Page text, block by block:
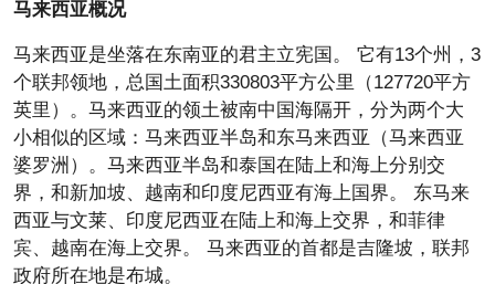
马来西亚概况
马来西亚是坐落在东南亚的君主立宪国。 它有13个州，3
个联邦领地，总国土面积330803平方公里（127720平方
英里）。马来西亚的领土被南中国海隔开，分为两个大
小相似的区域：马来西亚半岛和东马来西亚（马来西亚
婆罗洲）。马来西亚半岛和泰国在陆上和海上分别交
界，和新加坡、越南和印度尼西亚有海上国界。 东马来
西亚与文莱、印度尼西亚在陆上和海上交界，和菲律
宾、越南在海上交界。 马来西亚的首都是吉隆坡，联邦
政府所在地是布城。